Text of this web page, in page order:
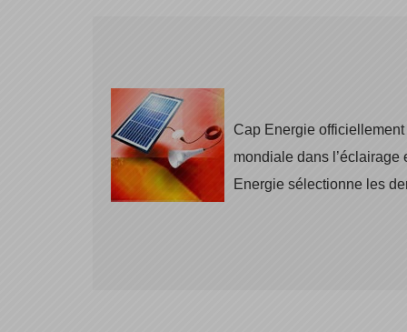
Cap Energie
mondiale dans
Energie sélectionne les